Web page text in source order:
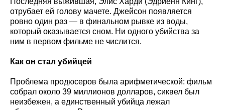
отрубает ей голову мачете. Джейсон появляется
ровно один раз — в финальном рывке из воды,
который оказывается сном. Ни одного убийства за
ним в первом фильме не числится.
Как он стал убийцей
Проблема продюсеров была арифметической: фильм
собрал около 39 миллионов долларов, сиквел был
неизбежен, а единственный убийца лежал